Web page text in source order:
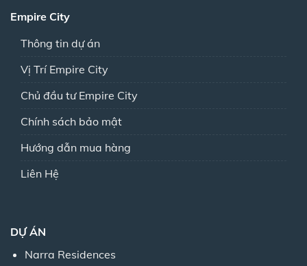
Empire City
Thông tin dự án
Vị Trí Empire City
Chủ đầu tư Empire City
Chính sách bảo mật
Hướng dẫn mua hàng
Liên Hệ
DỰ ÁN
Narra Residences